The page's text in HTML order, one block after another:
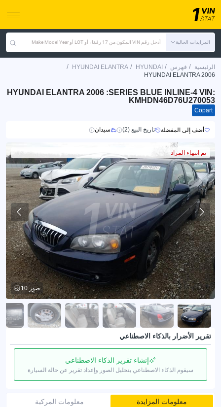
المزايدات الحالية أدخل رقم VIN المكون من 17 رقمًا ، أو LOT أو Make Model Year
الرئيسية / فهرس /
HYUNDAI
/
HYUNDAI ELANTRA
/
HYUNDAI ELANTRA 2006
HYUNDAI ELANTRA 2006 :SERIES BLUE INLINE-4 VIN:
KMHDN46D76U270053
Copart
أضف إلى المفضلة تاريخ البيع (2) سيدان
تم انتهاء المزاد
10 صور
تقرير الأضرار بالذكاء الاصطناعي
إنشاء تقرير الذكاء الاصطناعي
سيقوم الذكاء الاصطناعي بتحليل الصور وإعداد تقرير عن حالة السيارة
معلومات المزايدة معلومات المركبة